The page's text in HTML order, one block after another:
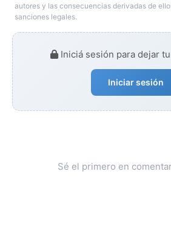
autores y las consecuencias derivadas de
sanciones legales.
Iniciá sesión para dejar
Iniciar sesión
Sé el primero en